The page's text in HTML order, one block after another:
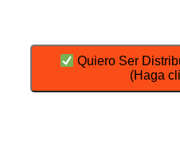
Quiero Ser
(Haga